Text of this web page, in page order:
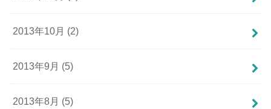
2013年10月 (2)
2013年9月 (5)
2013年8月 (5)